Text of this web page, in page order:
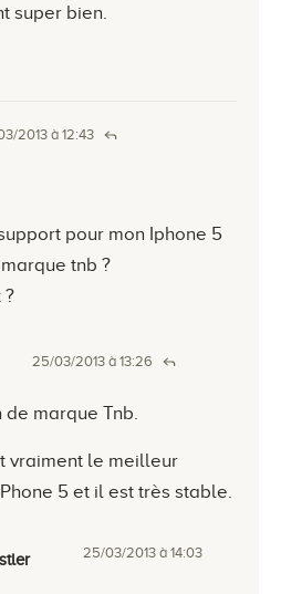
super bien.
2013 à 12:43
pour mon Iphone 5
tnb ?
?
25/03/2013 à 13:26
marque Tnb.
vraiment le meilleur
5 et il est très stable.
25/03/2013 à 14:03